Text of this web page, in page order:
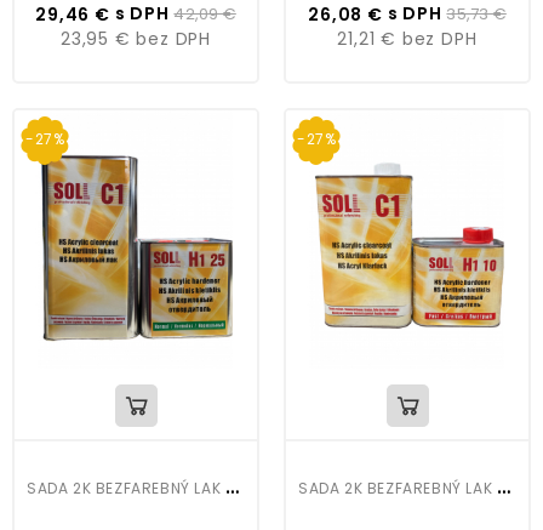
29,46 € s DPH 42,09 €
23,95 € bez DPH
26,08 € s DPH 35,73 €
21,21 € bez DPH
-27%
S
ADA 2K BEZFAREBNÝ LAK C1 HS 5L+H1 25 TUŽIDLO NORMAL 2,5L
-27%
S
ADA 2K BEZFAREBNÝ LAK C1 HS 1L+H1 10 TUŽIDLO RÝCHLE 0,5L